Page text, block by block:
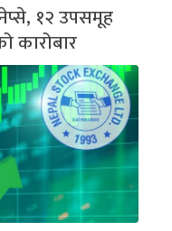
१२ उपसमूह
कारोबार